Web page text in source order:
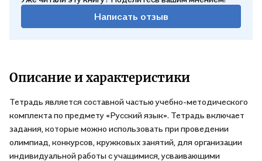
Написать отзыв
Описание и характеристики
Тетрадь является составной частью учебно-методического
комплекта по предмету «Русский язык». Тетрадь включает
задания, которые можно использовать при проведении
олимпиад, конкурсов, кружковых занятий, для организации
индивидуальной работы с учащимися, усваивающими